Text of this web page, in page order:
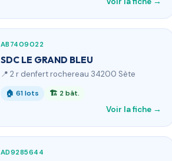
AB7409022
SDC LE GRAND BLEU
📍 2 r denfert rochereau 34200 Sète
🏠 61 lots 🏗 2 bât.
Voir la fiche →
AD9285644